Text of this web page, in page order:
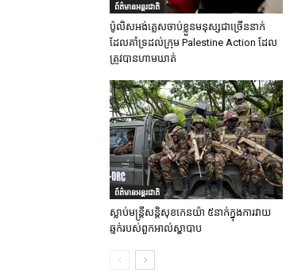
ព័ត៌មានអន្តរជាតិ
ប៉ូលិសអង់គ្លេសចាប់ខ្លួនមនុស្សជាច្រើននាក់
ដែលគាំទ្រដល់ក្រុម Palestine Action ដែល
ត្រូវបានហាមឃាត់
ព័ត៌មានអន្តរជាតិ
ស្លាប់មន្ត្រីសន្តិសុខកេនយ៉ា ៥នាក់ក្នុងការវាយ
ឆ្មក់របស់ពួកអាល់ស្ហាបាប